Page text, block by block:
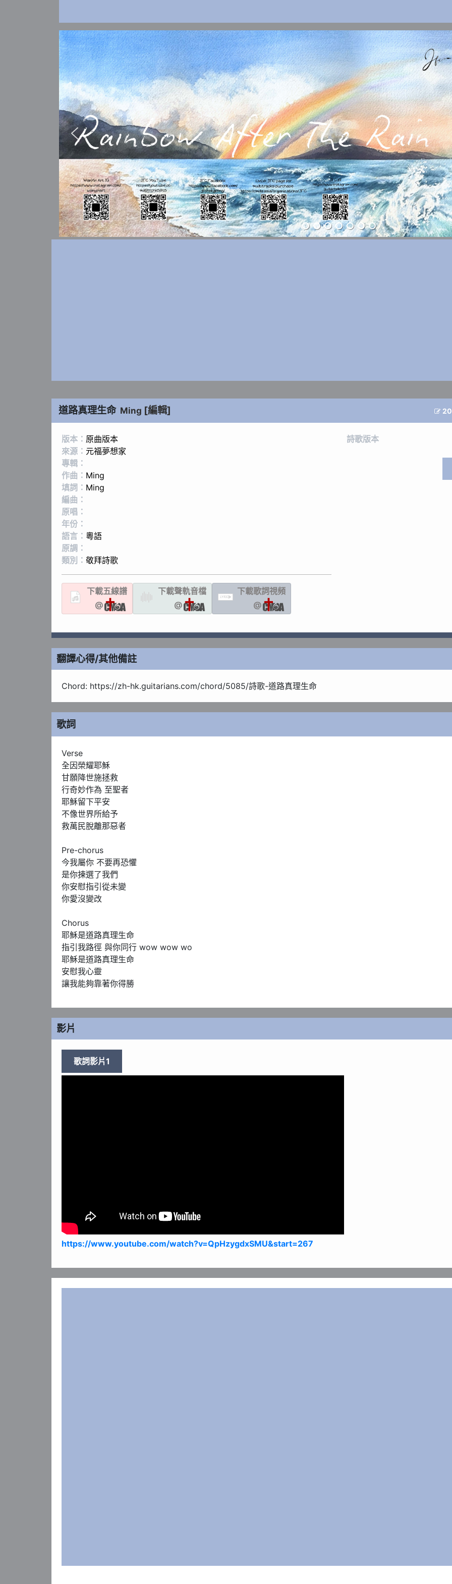
道路真理生命 Ming [編輯] 
版本： 原曲版本
來源： 元福夢想家
專輯：
作曲： Ming
填詞： Ming
編曲：
原唱：
年份：
語言： 粵語
原調：
類別： 敬拜詩歌
下載五線譜
@
下載聲軌音檔
@
LYRIC
下載歌詞視頻
@
詩歌版本
翻譯心得/其他備註
Chord: https://zh-hk.guitarians.com/chord/5085/詩歌-道路真理生命
歌詞
Verse
全因榮耀耶穌
甘願降世施拯救
行奇妙作為 至聖者
耶穌留下平安
不像世界所給予
救萬民脫離那惡者
Pre-chorus
今我屬你 不要再恐懼
是你揀選了我們
你安慰指引從未變
你愛沒變改
Chorus
耶穌是道路真理生命
指引我路徑 與你同行 wow wow wo
耶穌是道路真理生命
安慰我心靈
讓我能夠靠著你得勝
影片
歌詞影片1
https://www.youtube.com/watch?v=QpHzygdxSMU&start=267